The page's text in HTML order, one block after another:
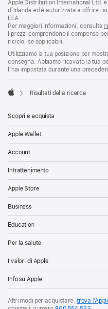
Apple Distribution International Ltd.
d’Irlanda ed è autorizzata a offrire i
EEA.
Per maggiori informazioni, consulta
I prezzi comprendono il compenso
riciclo, se applicabili.
Utilizziamo la tua posizione per
consegna. Abbiamo ricavato la tua
l’hai impostata durante una
Risultati della ricerca
Scopri e acquista
Apple Wallet
Account
Intrattenimento
Apple Store
Business
Education
Per la salute
I valori di Apple
Info su Apple
Altri modi per acquistare: trova